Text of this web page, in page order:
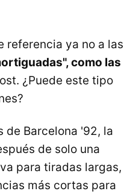
referencia ya no a las
como las
¿Puede este tipo
de Barcelona '92, la
de solo una
para tiradas largas,
más cortas para